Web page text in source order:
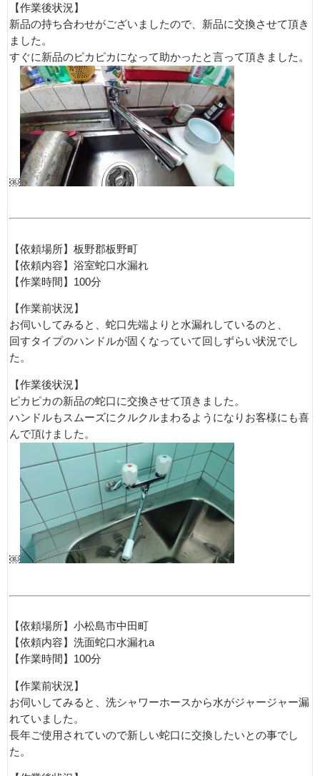
【作業後状況】
新品の持ち合わせがございましたので、新品に交換させて頂き
ました。
すぐに新品のピカピカになって助かったと言って頂きました。
￼
【依頼場所】板野郡板野町
【依頼内容】浴室蛇口水漏れ
【作業時間】100分
【作業前状況】
お伺いしてみると、蛇口先端よりと水漏れしているのと、
回すタイプのハンドルが固くなっていて回しずらい状況でし
た。
【作業後状況】
ピカピカの新品の蛇口に交換させて頂きました。
ハンドルもスムーズにクルクルまわるようになりお客様にも喜
んで頂けました。
￼
【依頼場所】小松島市中田町
【依頼内容】洗面蛇口水漏れa
【作業時間】100分
【作業前状況】
お伺いしてみると、洗シャワーホースから水がジャージャー漏
れていました。
長年ご使用されていので新しい蛇口に交換したいとの事でし
た。